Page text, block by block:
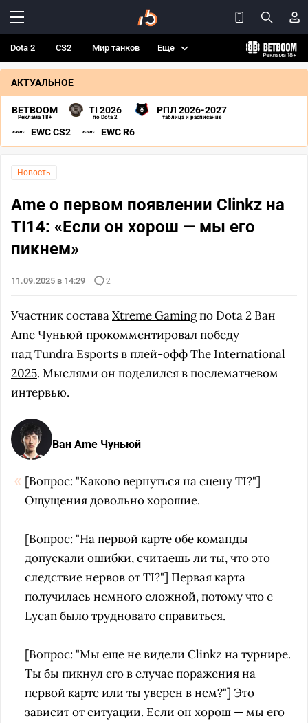
Dota 2 CS2 Мир танков Еще
АКТУАЛЬНОЕ
BETBOOM
Реклама 18+
TI 2026
по Dota 2
РПЛ 2026-2027
таблица и расписание
EWC CS2 EWC R6
Новость
Ame о первом появлении Clinkz на
TI14: «Если он хорош — мы его
пикнем»
11.09.2025 в 14:29 2
Участник составаXtreme Gamingпо Dota 2 Ван
AmeЧуньюй прокомментировал победу
надTundra Esportsв плей-оффThe International
2025. Мыслями он поделился в послематчевом
интервью.
Ван Ame Чуньюй
[Вопрос: "Каково вернуться на сцену TI?"]
Ощущения довольно хорошие.
[Вопрос: "На первой карте обе команды
допускали ошибки, считаешь ли ты, что это
следствие нервов от TI?"] Первая карта
получилась немного сложной, потому что с
Lycan было трудновато справиться.
[Вопрос: "Мы еще не видели Clinkz на турнире.
Ты бы пикнул его в случае поражения на
первой карте или ты уверен в нем?"] Это
зависит от ситуации. Если он хорош — мы его